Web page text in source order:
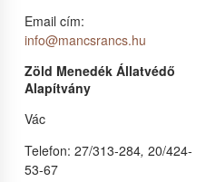
Email cím:
info@mancsrancs.hu
Zöld Menedék Állatvédő
Alapítvány
Vác
Telefon: 27/313-284,20/424-
53-67